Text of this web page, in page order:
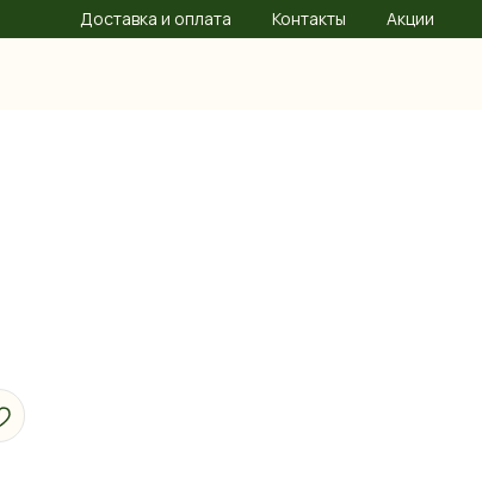
Доставка и оплата Контакты Акции